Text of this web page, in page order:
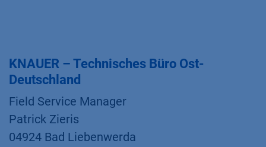
KNAUER – Technisches Büro Ost-
Deutschland
Field Service Manager
Patrick Zieris
04924 Bad Liebenwerda